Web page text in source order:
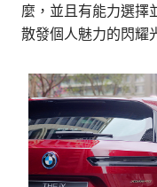
麼，並且有能力選擇
散發個人魅力的閃耀